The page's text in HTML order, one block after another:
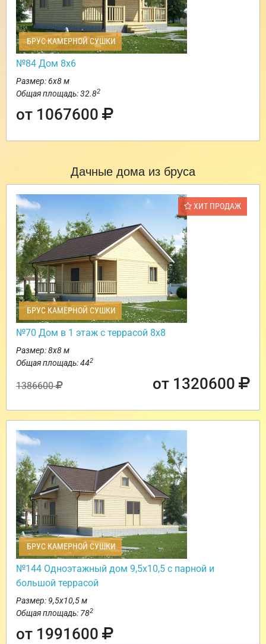
БРУС КАМЕРНОЙ СУШКИ
№84 Дом 8х6
Размер: 6х8 м
Общая площадь: 32.82
от 1067600
Дачные дома из бруса
ХИТ ПРОДАЖ
БРУС КАМЕРНОЙ СУШКИ
№70 Дом в 1 этаж с террасой 8х8
Размер: 8х8 м
Общая площадь: 442
1386600 от 1320600
БРУС КАМЕРНОЙ СУШКИ
№144 Одноэтажный дом 9,5х10,5 с парной и
большой террасой
Размер: 9,5х10,5 м
Общая площадь: 782
от 1991600